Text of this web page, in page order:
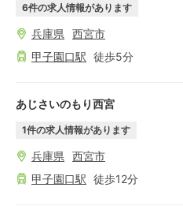
6件の求人情報があります
兵庫県
西宮市
甲子園口駅 徒歩5分
あじさいのもり西宮
1件の求人情報があります
兵庫県
西宮市
甲子園口駅 徒歩12分